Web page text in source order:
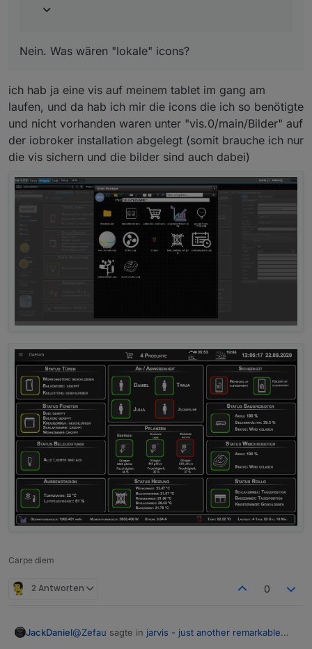
Nein. Was wären "lokale" icons?
ich hab ja eine vis auf meinem tablet im gang am
laufen, und da hab ich mir die icons die ich so benötigte
und nicht vorhanden waren unter "vis.0/main/Bilder" auf
der iobroker installation abgelegt (somit brauche ich nur
die vis sichern und die bilder sind auch dabei)
Carpe diem
2 Antworten 0
JackDaniel@Zefau sagte in jarvis - just another remarkable